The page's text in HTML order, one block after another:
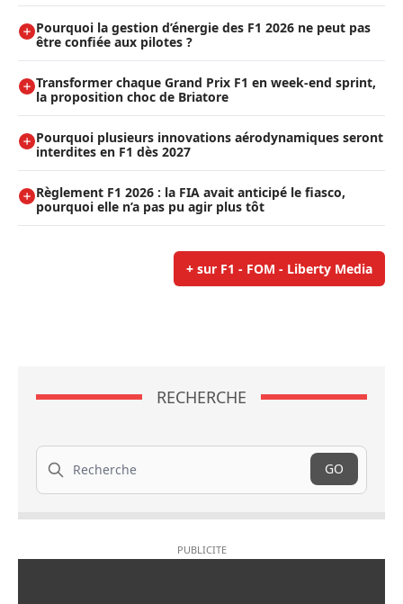
Pourquoi la gestion d’énergie des F1 2026 ne peut pas
être confiée aux pilotes ?
Transformer chaque Grand Prix F1 en week-end sprint,
la proposition choc de Briatore
Pourquoi plusieurs innovations aérodynamiques seront
interdites en F1 dès 2027
Règlement F1 2026 : la FIA avait anticipé le fiasco,
pourquoi elle n’a pas pu agir plus tôt
+ sur F1 - FOM - Liberty Media
RECHERCHE
Recherche
GO